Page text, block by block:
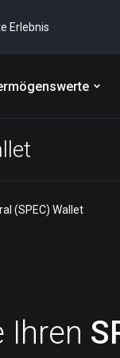
Erlebnis
(SPEC) Wallet
Ihren